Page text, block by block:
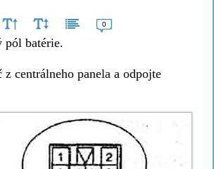
0
pól batérie.
z centrálneho panela a odpojte